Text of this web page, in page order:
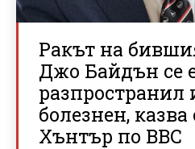
Ракът на
Джо Байдън се
разпространил
болезнен,
Хънтър по BBC